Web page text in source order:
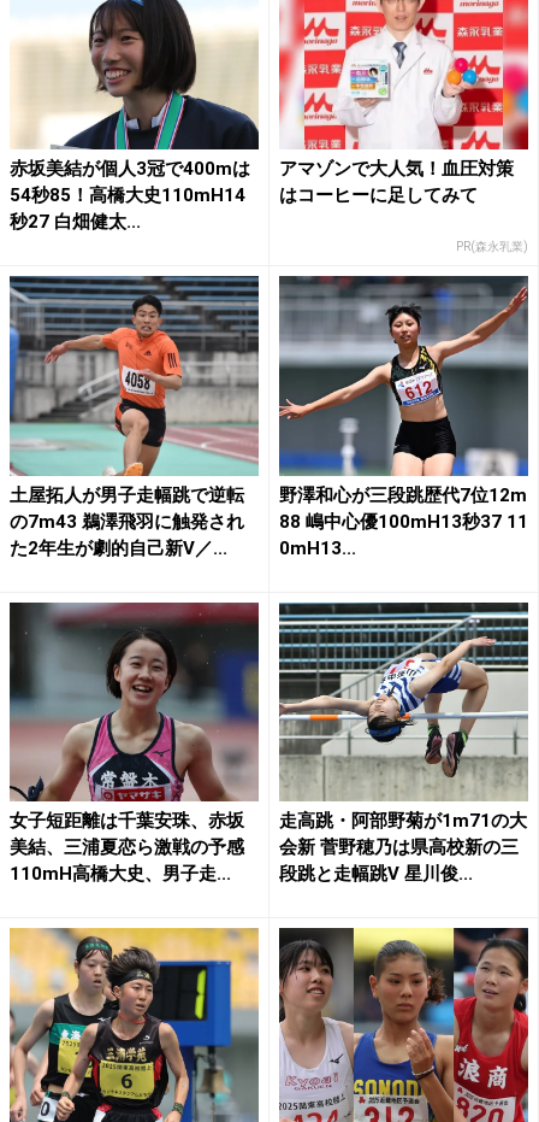
赤坂美結が個人3冠で400mは
54秒85！高橋大史110mH14
秒27 白畑健太...
アマゾンで大人気！血圧対策
はコーヒーに足してみて
PR(森永乳業)
土屋拓人が男子走幅跳で逆転
の7m43 鵜澤飛羽に触発され
た2年生が劇的自己新V／...
野澤和心が三段跳歴代7位12m
88 嶋中心優100mH13秒37 11
0mH13...
女子短距離は千葉安珠、赤坂
美結、三浦夏恋ら激戦の予感
110mH高橋大史、男子走...
走高跳・阿部野菊が1m71の大
会新 菅野穂乃は県高校新の三
段跳と走幅跳V 星川俊...